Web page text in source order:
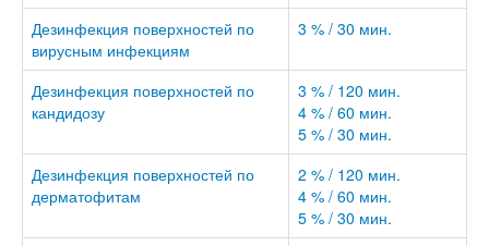
Дезинфекция поверхностей по
вирусным инфекциям
3 % / 30 мин.
Дезинфекция поверхностей по
кандидозу
3 % / 120 мин.
4 % / 60 мин.
5 % / 30 мин.
Дезинфекция поверхностей по
дерматофитам
2 % / 120 мин.
4 % / 60 мин.
5 % / 30 мин.